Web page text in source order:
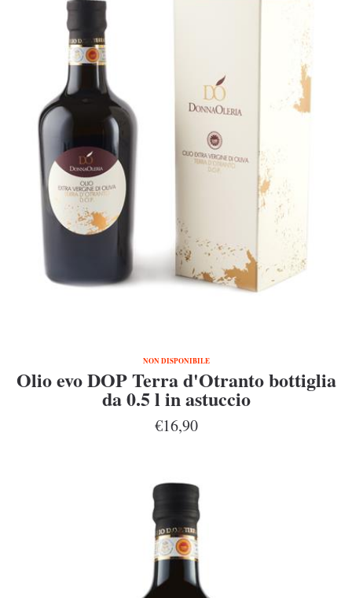
NON DISPONIBILE
Olio evo DOP Terra d'Otranto bottiglia
da 0.5 l in astuccio
€16,90